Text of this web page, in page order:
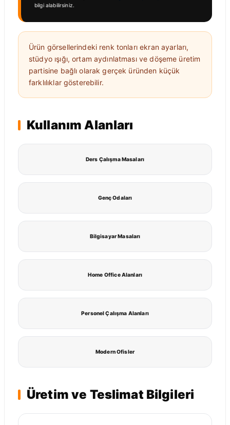
bilgi alabilirsiniz.
Ürün görsellerindeki renk tonları ekran ayarları,
stüdyo ışığı, ortam aydınlatması ve döşeme üretim
partisine bağlı olarak gerçek üründen küçük
farklılıklar gösterebilir.
Kullanım Alanları
Ders Çalışma Masaları
Genç Odaları
Bilgisayar Masaları
Home Office Alanları
Personel Çalışma Alanları
Modern Ofisler
Üretim ve Teslimat Bilgileri